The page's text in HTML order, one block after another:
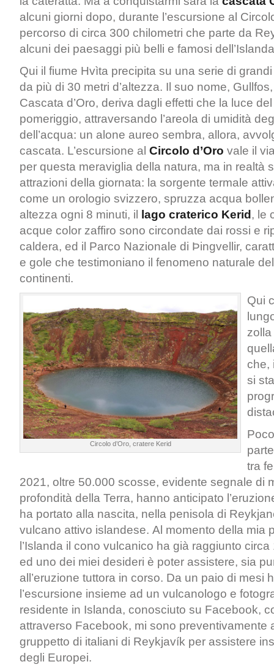
alcuni giorni dopo, durante l’escursione al
percorso di circa 300 chilometri che parte da
alcuni dei paesaggi più belli e famosi
Qui il fiume Hvìta precipita su una serie di
da più di 30 metri d’altezza. Il suo nome,
Cascata d’Oro, deriva dagli effetti che la luce
pomeriggio, attraversando l’areola di umidità
dell’acqua: un alone aureo sembra, allora,
cascata. L’escursione al Circolo d’Oro vale il
per questa meraviglia della natura, ma in realtà
attrazioni della giornata: la sorgente termale
come un orologio svizzero, spruzza acqua
altezza ogni 8 minuti, il
lago craterico Kerid , le
acque color zaffiro sono circondate dai rossi e
caldera, ed il Parco Nazionale di Þingvellir,
e gole che testimoniano il fenomeno naturale
continenti.
Circolo d’Oro, cratere Kerid
Qui
che,
si
tra
2021, oltre 50.000 scosse, evidente segnale di
profondità della Terra, hanno anticipato
ha portato alla nascita, nella penisola di
vulcano attivo islandese. Al momento della mia
l’Islanda il cono vulcanico ha già raggiunto circa
ed uno dei miei desideri è poter assistere, sia
all’eruzione tuttora in corso. Da un paio di mesi
l’escursione insieme ad un vulcanologo e
residente in Islanda, conosciuto su Facebook,
attraverso Facebook, mi sono preventivamente
gruppetto di italiani di Reykjavík per assistere
degli Europei.